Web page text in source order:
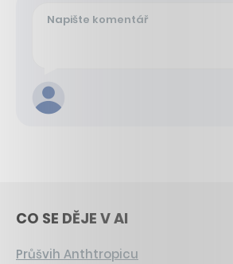
CO SE DĚJE V AI
Průšvih Anthtropicu